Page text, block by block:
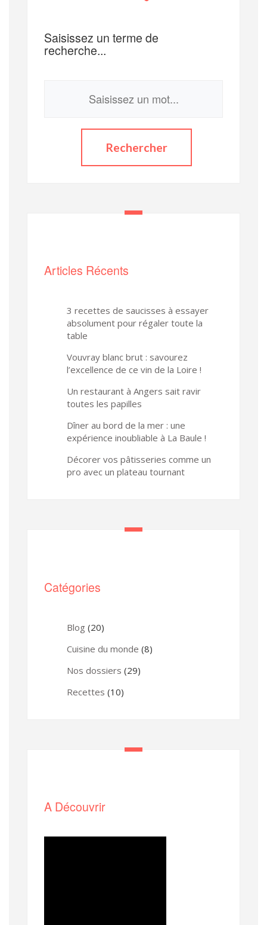
Saisissez un terme de
recherche...
Articles Récents
3 recettes de saucisses à essayer
absolument pour régaler toute la
table
Vouvray blanc brut : savourez
l’excellence de ce vin de la Loire !
Un restaurant à Angers sait ravir
toutes les papilles
Dîner au bord de la mer : une
expérience inoubliable à La Baule !
Décorer vos pâtisseries comme un
pro avec un plateau tournant
Catégories
Blog (20)
Cuisine du monde (8)
Nos dossiers (29)
Recettes (10)
A Découvrir